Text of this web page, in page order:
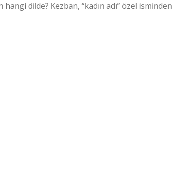
dilde? Kezban, “kadın adı” özel isminden